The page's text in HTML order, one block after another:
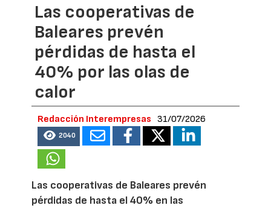
Las cooperativas de
Baleares prevén
pérdidas de hasta el
40% por las olas de
calor
Redacción Interempresas 31/07/2026
2040
Las cooperativas de Baleares prevén
pérdidas de hasta el 40% en las